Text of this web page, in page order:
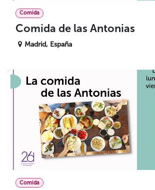
Comida
Comida de las Antonias
Madrid, España
Comida